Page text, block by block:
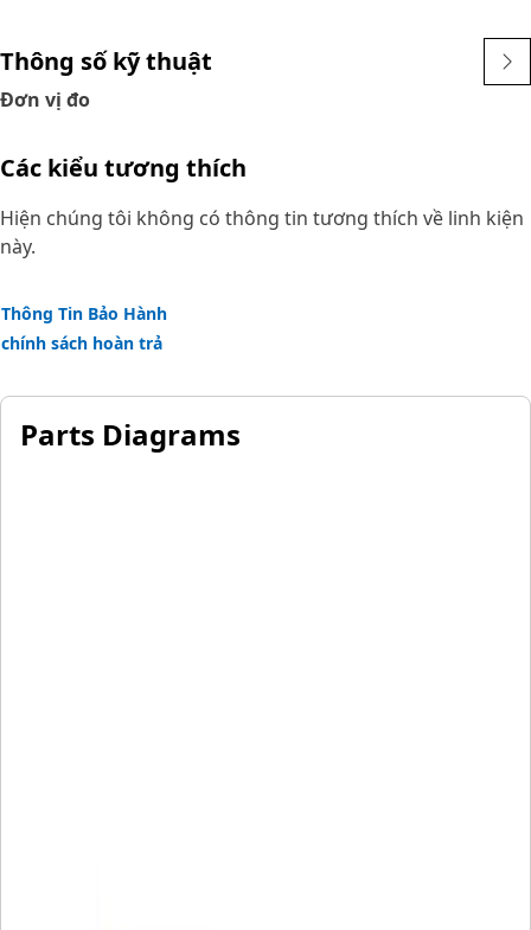
temperature synthetic rubber tube and single high tensile
steel wire braid reinforcement. The outer cover is oil,
weather, and abrasion resistant synthetic rubber.
Thông số kỹ thuật
Đơn vị đo
Các kiểu tương thích
Hiện chúng tôi không có thông tin tương thích về linh kiện
này.
Thông Tin Bảo Hành
chính sách hoàn trả
Parts Diagrams